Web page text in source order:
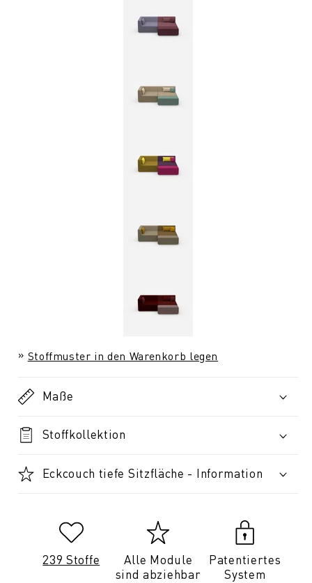
Stoffmuster in den Warenkorb legen
Maße
Stoffkollektion
Eckcouch tiefe Sitzfläche - Information
239 Stoffe
Alle Module
sind abziehbar
Patentiertes
System